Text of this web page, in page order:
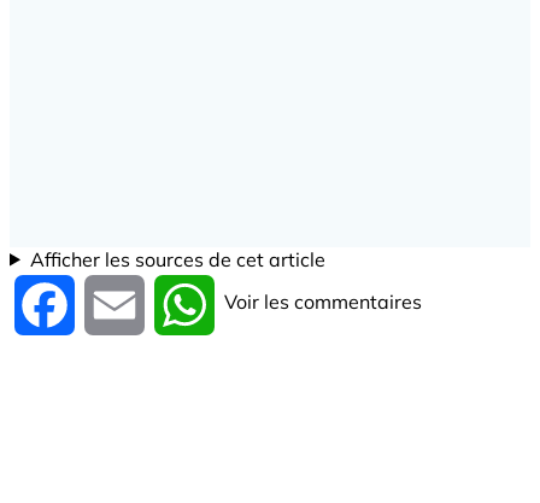
Afficher les sources de cet article
Facebook Email WhatsApp
Voir les commentaires